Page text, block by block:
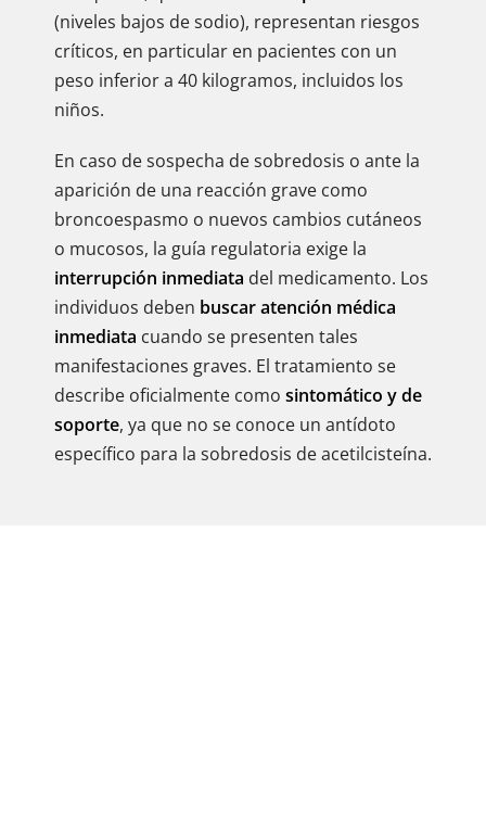
(niveles bajos de sodio), representan riesgos
críticos, en particular en pacientes con un
peso inferior a 40 kilogramos, incluidos los
niños.
En caso de sospecha de sobredosis o ante la
aparición de una reacción grave como
broncoespasmo o nuevos cambios cutáneos
o mucosos, la guía regulatoria exige la
interrupción inmediata del medicamento. Los
individuos deben buscar atención médica
inmediata cuando se presenten tales
manifestaciones graves. El tratamiento se
describe oficialmente como sintomático y de
soporte, ya que no se conoce un antídoto
específico para la sobredosis de acetilcisteína.